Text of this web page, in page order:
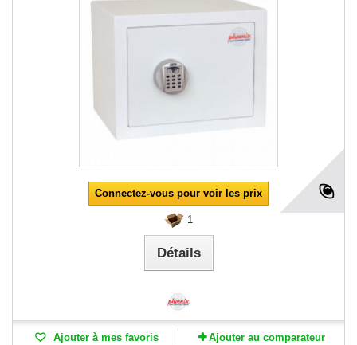
Connectez-vous pour voir les prix
1
Détails
Ajouter à mes favoris Ajouter au comparateur